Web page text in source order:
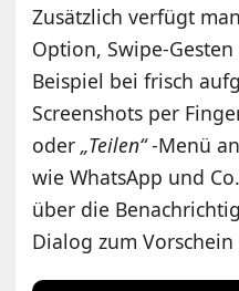
Zusätzlich verfügt
Option, Swipe-
Beispiel bei frisch
Screenshots per
oder„Teilen“-Menü
wie WhatsApp und
über die
Dialog zum